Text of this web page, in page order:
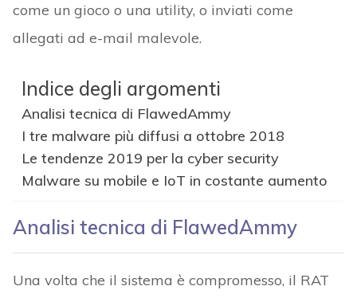
come un gioco o una utility, o inviati come
allegati ad e-mail malevole.
Indice degli argomenti
Analisi tecnica di FlawedAmmy
I tre malware più diffusi a ottobre 2018
Le tendenze 2019 per la cyber security
Malware su mobile e IoT in costante aumento
Analisi tecnica di FlawedAmmy
Una volta che il sistema è compromesso, il RAT